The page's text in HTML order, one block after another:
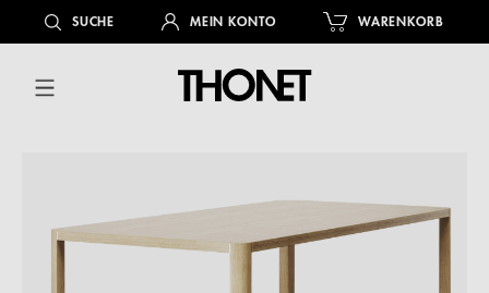
springenSUCHE MEIN KONTO WARENKORB